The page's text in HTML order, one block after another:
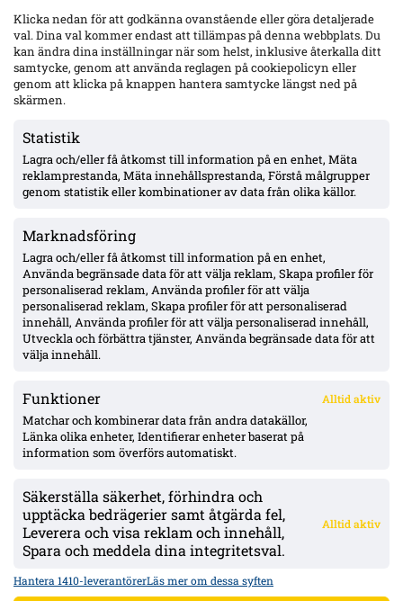
Klicka nedan för att godkänna ovanstående eller göra detaljerade
val. Dina val kommer endast att tillämpas på denna webbplats. Du
kan ändra dina inställningar när som helst, inklusive återkalla ditt
samtycke, genom att använda reglagen på cookiepolicyn eller
genom att klicka på knappen hantera samtycke längst ned på
skärmen.
Statistik
Lagra och/eller få åtkomst till information på en enhet, Mäta
reklamprestanda, Mäta innehållsprestanda, Förstå målgrupper
genom statistik eller kombinationer av data från olika källor.
Marknadsföring
Lagra och/eller få åtkomst till information på en enhet,
Använda begränsade data för att välja reklam, Skapa profiler för
personaliserad reklam, Använda profiler för att välja
personaliserad reklam, Skapa profiler för att personaliserad
innehåll, Använda profiler för att välja personaliserad innehåll,
Utveckla och förbättra tjänster, Använda begränsade data för att
välja innehåll.
Funktioner Alltid aktiv
Matchar och kombinerar data från andra datakällor,
Länka olika enheter, Identifierar enheter baserat på
information som överförs automatiskt.
Säkerställa säkerhet, förhindra och
upptäcka bedrägerier samt åtgärda fel,
Leverera och visa reklam och innehåll,
Spara och meddela dina integritetsval.
Alltid aktiv
Hantera 1410-leverantörerLäs mer om dessa syften
Mjällby – inhopp i 84:e minuten
17-årige Theodor Lundbergh har spelat alla MFF:s 15 matcher –
VSK: Jonathan Rings rehab har stannat – sänkt belastning;
Lushaku osäker, Nsabiyumva igång med boll
MFF:s vänsterback: Johan Karlsson eller Theodor Lundbergh –
John skadad, Busanello och Kurtulus avstängda; Malte Frejd
Pålsson in bredvid Djurić, 17-årige Hidalgo aktuell
Julius Beck öppen för Elfsborg-köp – lån säsongen ut med
option, Sturm Graz-kontrakt till 2029
ÖVERSIKT
Nyheter & Reportage
Spelarbetyg
KONTAKT
kontakt@bollsvenskan.se
redaktionen@bollsvenskan.se
jobb@bollsvenskan.se
ÖVRIGT